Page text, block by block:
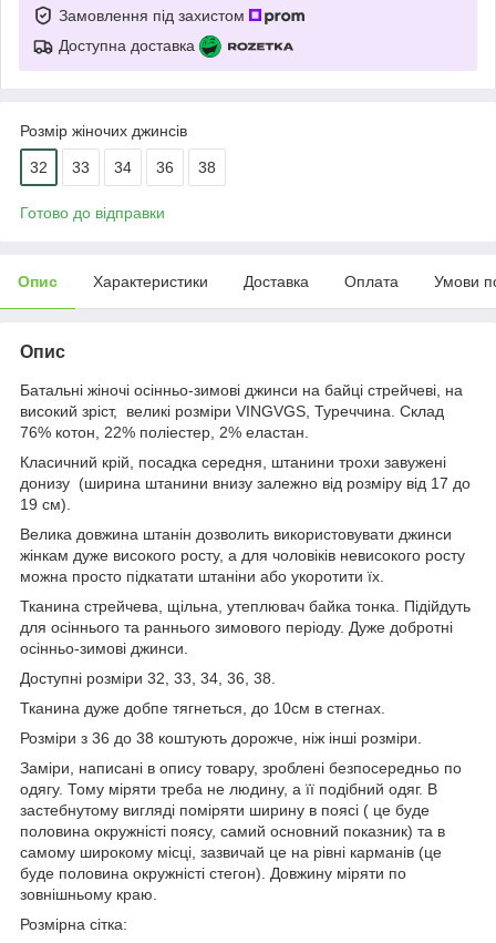
Замовлення під захистом
Доступна доставка
Розмір жіночих джинсів
32 33 34 36 38
Готово до відправки
Опис Характеристики Доставка Оплата Умови
Опис
Батальні жіночі осінньо-зимові джинси на байці стрейчеві, на
високий зріст, великі розміри VINGVGS, Туреччина. Склад
76% котон, 22% поліестер, 2% еластан.
Класичний крій, посадка середня, штанини трохи завужені
донизу (ширина штанини внизу залежно від розміру від 17 до
19 см).
Велика довжина штанін дозволить використовувати джинси
жінкам дуже високого росту, а для чоловіків невисокого росту
можна просто підкатати штаніни або укоротити їх.
Тканина стрейчева, щільна, утеплювач байка тонка. Підійдуть
для осіннього та раннього зимового періоду. Дуже добротні
осінньо-зимові джинси.
Доступні розміри 32, 33, 34, 36, 38.
Тканина дуже добпе тягнеться, до 10см в стегнах.
Розміри з 36 до 38 коштують дорожче, ніж інші розміри.
Заміри, написані в опису товару, зроблені безпосередньо по
одягу. Тому міряти треба не людину, а її подібний одяг. В
застебнутому вигляді поміряти ширину в поясі ( це буде
половина окружністі поясу, самий основний показник) та в
самому широкому місці, зазвичай це на рівні карманів (це
буде половина окружністі стегон). Довжину міряти по
зовнішньому краю.
Розмірна сітка: